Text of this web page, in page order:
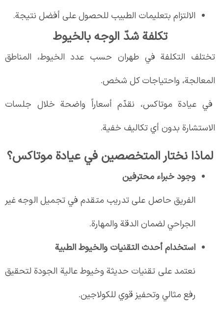
الالتزام بتعليمات الطبيب للحصول على أفضل نتيجة.
تكلفة شدّ الوجه بالخيوط
تختلف التكلفة في طهران حسب عدد الخيوط، المناطق
المعالجة، واحتياجات كل شخص.
في عيادة موتاكس، نقدّم أسعاراً واضحة خلال جلسات
الاستشارة بدون أي تكاليف خفية.
لماذا نختار المتخصصين في عيادة موتاكس؟
وجود خبراء محترفين
الفريق حاصل على تدريب متقدم في تجميل الوجه غير
الجراحي لضمان الدقة والمهارة.
استخدام أحدث التقنيات والخيوط الطبية
نعتمد على تقنيات حديثة وخيوط عالية الجودة لتحقيق
رفع مثالي وتحفيز قوي للكولاجين.